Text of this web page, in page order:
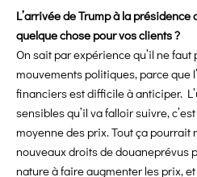
L’arrivée de Trump à la
quelque chose pour vos clients ?
On sait par expérience qu’il ne
mouvements politiques, parce que
financiers est difficile à anticiper.
sensibles qu’il va falloir suivre,
moyenne des prix. Tout ça pourrait
nouveaux droits de douaneprévus
nature à faire augmenter les prix,